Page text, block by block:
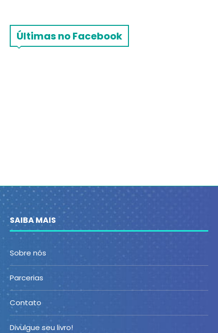
Últimas no Facebook
SAIBA MAIS
Sobre nós
Parcerias
Contato
Divulgue seu livro!